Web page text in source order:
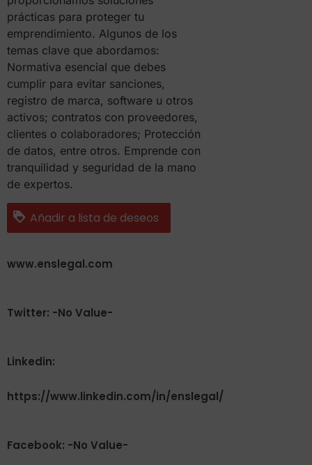
prácticas para proteger tu
emprendimiento. Algunos de los
temas clave que abordamos:
Normativa esencial que debes
cumplir para evitar sanciones,
registro de marca, software u otros
activos; contratos con proveedores,
clientes o colaboradores; Protección
de datos, entre otros. Emprende con
tranquilidad y seguridad de la mano
de expertos.
Añadir a lista de deseos
www.enslegal.com
Twitter: -No Value-
Linkedin:
https://www.linkedin.com/in/enslegal/
Facebook: -No Value-